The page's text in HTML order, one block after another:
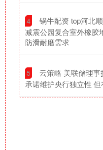
4
锅牛配资 top河北
减震公园复合室外橡胶
防滑耐磨需求
5
云策略 美联储理事
承诺维护央行独立性